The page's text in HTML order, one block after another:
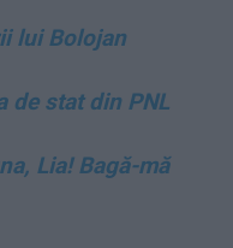
lui Bolojan
de stat din PNL
Lia! Bagă-mă